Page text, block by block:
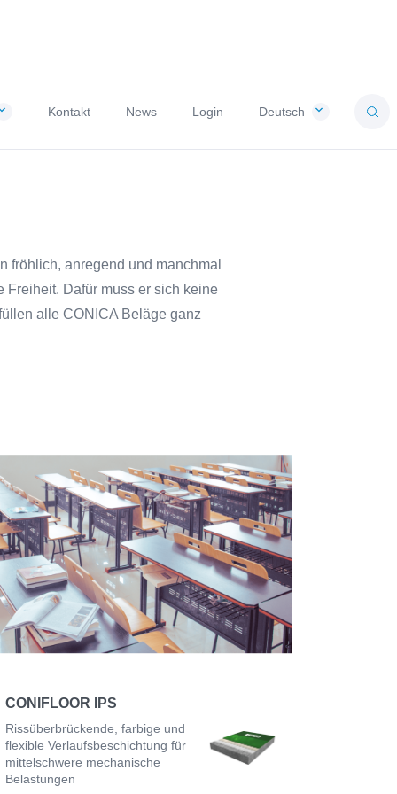
Kontakt News Login Deutsch
fröhlich, anregend und manchmal
Dafür muss er sich keine
alle CONICA Beläge ganz
CONIFLOOR IPS
Rissüberbrückende, farbige und
flexible Verlaufsbeschichtung für
mittelschwere mechanische
Belastungen